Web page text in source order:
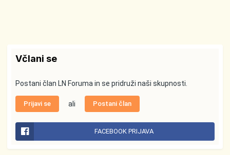
Včlani se
Postani član LN Foruma in se pridruži naši skupnosti.
Prijavi se ali Postani član
FACEBOOK PRIJAVA